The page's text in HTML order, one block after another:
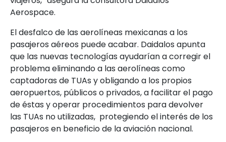
Aerospace.
El desfalco de las aerolíneas mexicanas a los
pasajeros aéreos puede acabar. Daidalos apunta
que las nuevas tecnologías ayudarían a corregir el
problema eliminando a las aerolíneas como
captadoras de TUAs y obligando a los propios
aeropuertos, públicos o privados, a facilitar el pago
de éstas y operar procedimientos para devolver
las TUAs no utilizadas, protegiendo el interés de los
pasajeros en beneficio de la aviación nacional.